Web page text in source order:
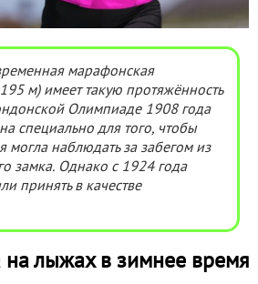
марафонская
м) имеет такую протяжённость
Олимпиаде 1908 года
специально для того, чтобы
могла наблюдать за забегом из
замка. Однако с 1924 года
принять в качестве
на лыжах в зимнее время